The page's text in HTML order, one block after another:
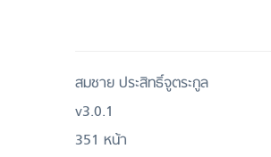
สมชาย ประสิทธิ์จูตระกูล
v3.0.1
351 หน้า